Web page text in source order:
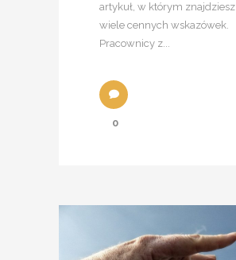
artykuł, w którym znajdziesz
wiele cennych wskazówek.
Pracownicy z...
0